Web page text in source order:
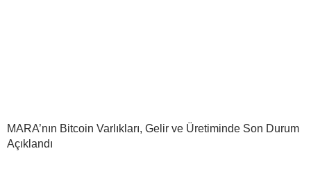
MARA’nın Bitcoin Varlıkları, Gelir ve Üretiminde Son Durum
Açıklandı